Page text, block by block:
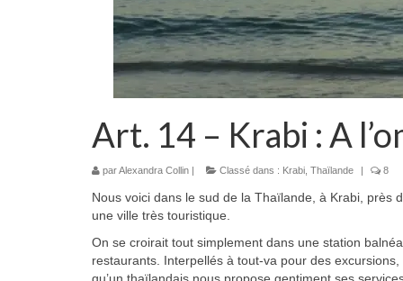
Art. 14 – Krabi : A
parAlexandra Collin | Classé dans : Krabi Thaïlande | 8
Nous voici dans le sud de la Thaïlande, à Krabi, près
une ville très touristique.
On se croirait tout simplement dans une station
restaurants. Interpellés à tout-va pour des